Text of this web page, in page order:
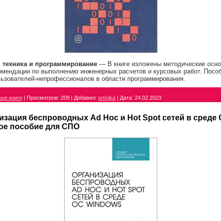
и программирование— В книге изложены методические
по выполнению инженерных расчетов и курсовых работ.
непрофессионалов в области программирования.
книги | Просмотров: 209 | Добавил: pmojka | Дата: 24.02.2023
беспроводных Ad Hoc и Hot Spot сетей в среде
пособие для СПО